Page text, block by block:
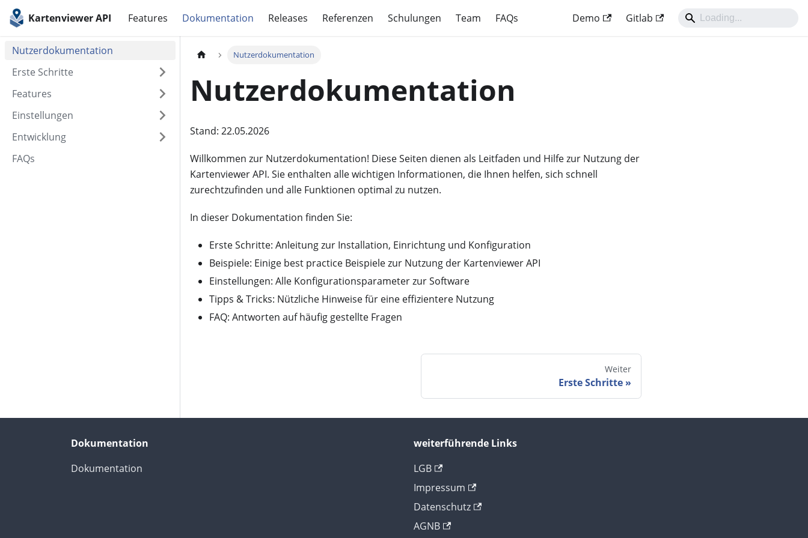
Kartenviewer API Features Dokumentation Releases Referenzen Schulungen Team FAQs Demo Gitlab
Nutzerdokumentation
Erste Schritte
Features
Einstellungen
Entwicklung
FAQs
Nutzerdokumentation
Nutzerdokumentation
Stand: 22.05.2026
Willkommen zur Nutzerdokumentation! Diese Seiten dienen als Leitfaden und Hilfe zur Nutzung der
Kartenviewer API. Sie enthalten alle wichtigen Informationen, die Ihnen helfen, sich schnell
zurechtzufinden und alle Funktionen optimal zu nutzen.
In dieser Dokumentation finden Sie:
Erste Schritte: Anleitung zur Installation, Einrichtung und Konfiguration
Beispiele: Einige best practice Beispiele zur Nutzung der Kartenviewer API
Einstellungen: Alle Konfigurationsparameter zur Software
Tipps & Tricks: Nützliche Hinweise für eine effizientere Nutzung
FAQ: Antworten auf häufig gestellte Fragen
Weiter
Erste Schritte
Dokumentation
Dokumentation
weiterführende Links
LGB
Impressum
Datenschutz
AGNB